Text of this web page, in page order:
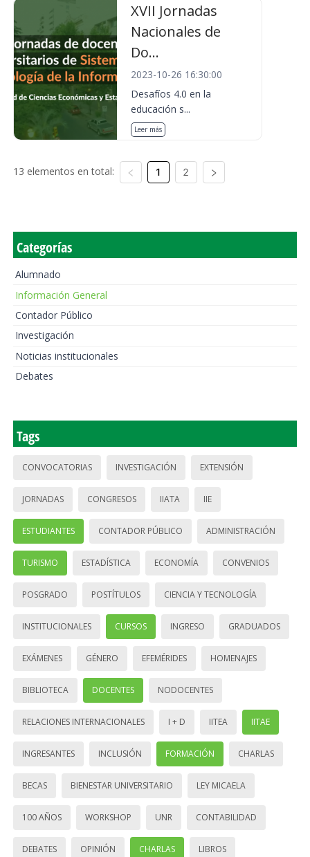
XVII Jornadas
Nacionales de
Do...
2023-10-26 16:30:00
Desafíos 4.0 en la
educación s...
Leer más
13 elementos en total: 1 2
Categorías
Alumnado
Información General
Contador Público
Investigación
Noticias institucionales
Debates
Tags
CONVOCATORIAS INVESTIGACIÓN EXTENSIÓN
JORNADAS CONGRESOS IIATA IIE
ESTUDIANTES CONTADOR PÚBLICO ADMINISTRACIÓN
TURISMO ESTADÍSTICA ECONOMÍA CONVENIOS
POSGRADO POSTÍTULOS CIENCIA Y TECNOLOGÍA
INSTITUCIONALES CURSOS INGRESO GRADUADOS
EXÁMENES GÉNERO EFEMÉRIDES HOMENAJES
BIBLIOTECA DOCENTES NODOCENTES
RELACIONES INTERNACIONALES I + D IITEA IITAE
INGRESANTES INCLUSIÓN FORMACIÓN CHARLAS
BECAS BIENESTAR UNIVERSITARIO LEY MICAELA
100 AÑOS WORKSHOP UNR CONTABILIDAD
DEBATES OPINIÓN CHARLAS LIBROS